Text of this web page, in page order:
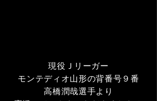
現役Ｊリーガー
モンテディオ山形の背番号９番
高橋潤哉選手より